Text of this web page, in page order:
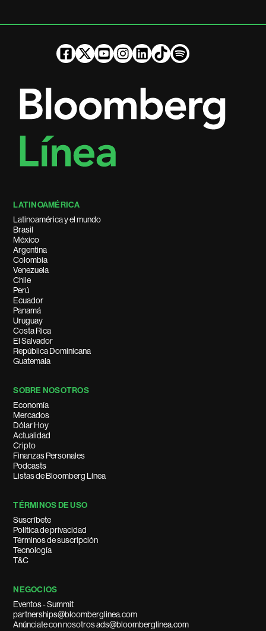
LATINOAMÉRICA
Latinoamérica y el mundo
Brasil
México
Argentina
Colombia
Venezuela
Chile
Perú
Ecuador
Panamá
Uruguay
Costa Rica
El Salvador
República Dominicana
Guatemala
SOBRE NOSOTROS
Economía
Mercados
Dólar Hoy
Actualidad
Cripto
Finanzas Personales
Podcasts
Listas de Bloomberg Línea
TÉRMINOS DE USO
Suscríbete
Política de privacidad
Términos de suscripción
Tecnología
T&C
NEGOCIOS
Eventos - Summit
partnerships@bloomberglinea.com
Anúnciate con nosotros ads@bloomberglinea.com